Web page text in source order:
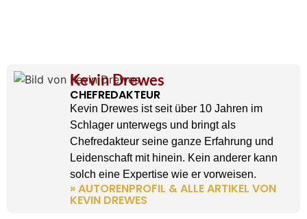
Kevin Drewes
CHEFREDAKTEUR
Kevin Drewes ist seit über 10 Jahren im
Schlager unterwegs und bringt als
Chefredakteur seine ganze Erfahrung und
Leidenschaft mit hinein. Kein anderer kann
solch eine Expertise wie er vorweisen.
» AUTORENPROFIL & ALLE ARTIKEL VON
KEVIN DREWES